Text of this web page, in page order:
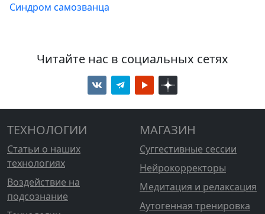
Синдром самозванца
Читайте нас в социальных сетях
ТЕХНОЛОГИИ
Статьи о наших
технологиях
Воздействие на
подсознание
МАГАЗИН
Суггестивные сессии
Нейрокорректоры
Медитация и релаксация
Аутогенная тренировка